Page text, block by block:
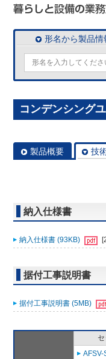
形名から製品情
コンデンシング
製品概要 技
納入仕様書
納入仕様書 (93KB)
据付工事説明書
据付工事説明書 (5MB)
AFSV-